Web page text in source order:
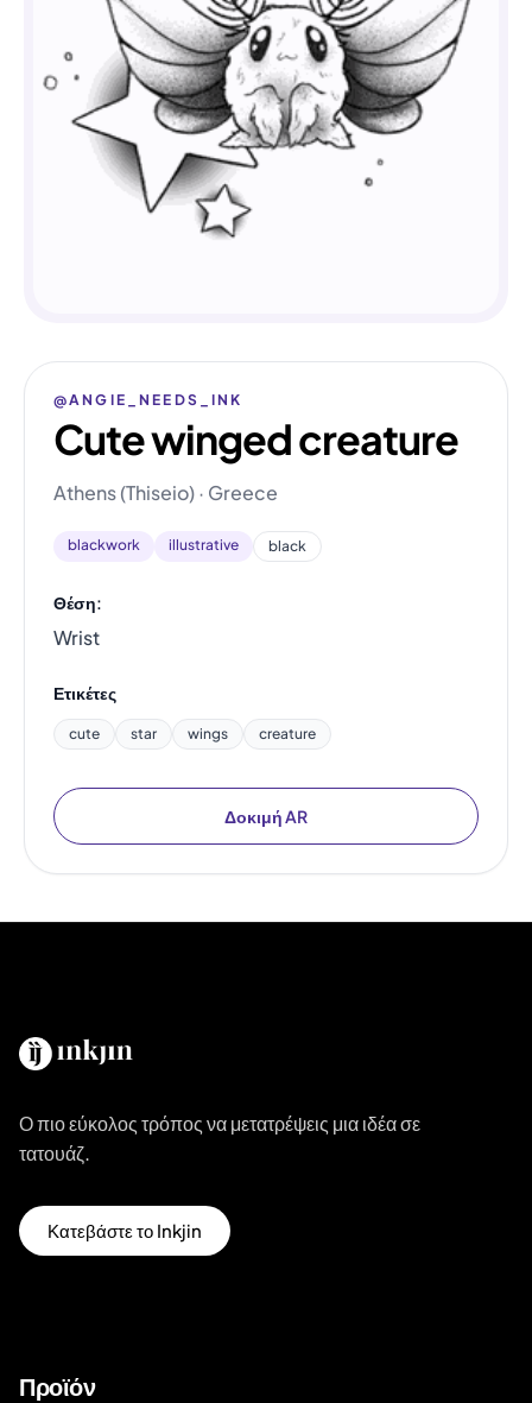
@ANGIE_NEEDS_INK
Cute winged creature
Athens (Thiseio) · Greece
blackwork illustrative black
Θέση:
Wrist
Ετικέτες
cute star wings creature
Δοκιμή AR
Ο πιο εύκολος τρόπος να μετατρέψεις μια ιδέα σε
τατουάζ.
Κατεβάστε το Inkjin
Προϊόν